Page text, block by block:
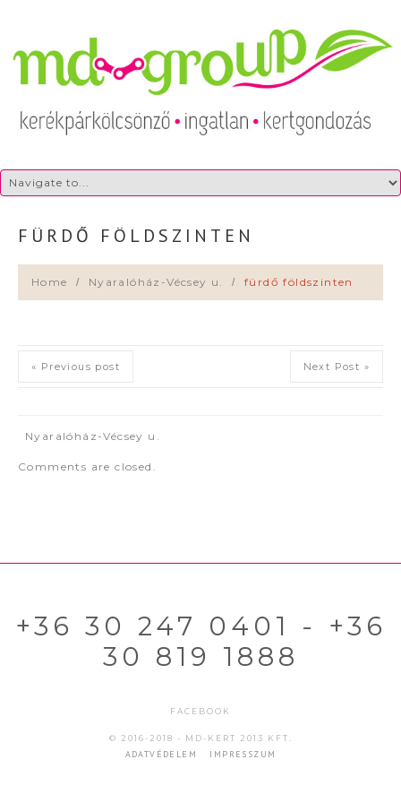
FÜRDŐ FÖLDSZINTEN
Home Nyaralóház-Vécsey u. fürdő földszinten
« Previous post Next Post »
Nyaralóház-Vécsey u.
Comments are closed.
+36 30 247 0401 - +36
30 819 1888
FACEBOOK
© 2016-2018 - MD-KERT 2013 KFT.
ADATVÉDELEM IMPRESSZUM